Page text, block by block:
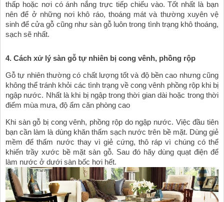
thấp hoặc nơi có ánh nắng trực tiếp chiếu vào. Tốt nhất là bạn
nên để ở những nơi khô ráo, thoáng mát và thường xuyên vệ
sinh để cửa gỗ cũng như sàn gỗ luôn trong tình trạng khô thoáng,
sạch sẽ nhất.
4. Cách xử lý sàn gỗ tự nhiên bị cong vênh, phồng rộp
Gỗ tự nhiên thường có chất lượng tốt và độ bền cao nhưng cũng
không thể tránh khỏi các tình trạng về cong vênh phồng rộp khi bị
ngập nước. Nhất là khi bị ngập trong thời gian dài hoặc trong thời
điểm mùa mưa, độ ẩm căn phòng cao
Khi sàn gỗ bị cong vênh, phồng rộp do ngập nước. Việc đầu tiên
bạn cần làm là dùng khăn thấm sạch nước trên bề mặt. Dùng giẻ
mềm để thấm nước thay vì giẻ cứng, thô ráp vì chúng có thể
khiến trầy xước bề mặt sàn gỗ. Sau đó hãy dùng quạt điện để
làm nước ở dưới sàn bốc hơi hết.